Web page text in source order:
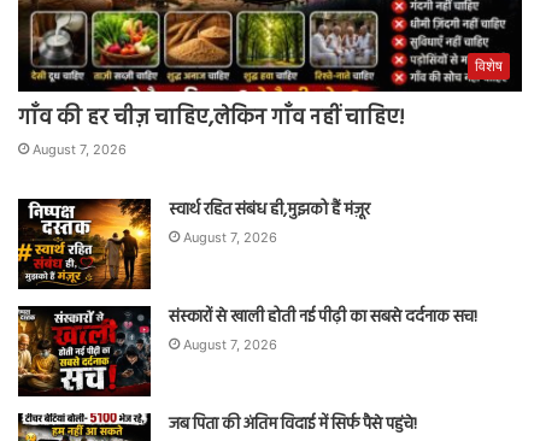
विशेष
गाँव की हर चीज़ चाहिए,लेकिन गाँव नहीं चाहिए!
August 7, 2026
स्वार्थ रहित संबंध ही,मुझको हैं मंज़ूर
August 7, 2026
संस्कारों से खाली होती नई पीढ़ी का सबसे दर्दनाक सच!
August 7, 2026
जब पिता की अंतिम विदाई में सिर्फ पैसे पहुंचे!